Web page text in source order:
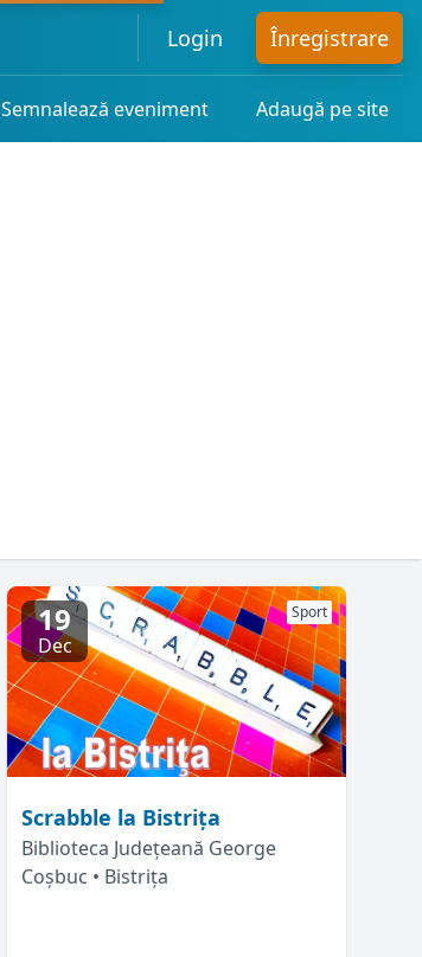
Login Înregistrare
Semnalează eveniment Adaugă pe site
19
Dec
Sport
Scrabble la Bistriţa
Biblioteca Județeană George
Coșbuc • Bistrița